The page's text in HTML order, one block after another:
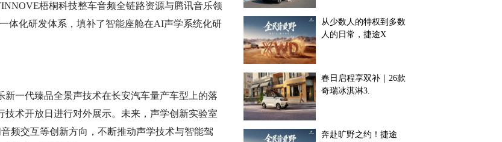
梧桐科技整车音频全链路资源与腾讯音乐领
体化研发体系，填补了智能座舱在AI声学系统化研
一代臻品全景声技术在长安汽车量产车型上的落
术开放日进行对外展示。未来，声学创新实验室
频交互等创新方向，不断推动声学技术与智能驾
从少数人的特权到多数
人的日常，捷途X
春日启程享双补｜26款
奇瑞冰淇淋3.
奔赴旷野之约！捷途